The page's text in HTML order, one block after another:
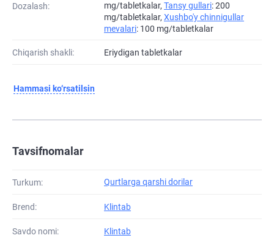
Dozalash:
mg/tabletkalar, Tansy gullari: 200
mg/tabletkalar, Xushbo'y chinnigullar
mevalari: 100 mg/tabletkalar
Chiqarish shakli: Eriydigan tabletkalar
Hammasi ko‘rsatilsin
Tavsifnomalar
Turkum: Qurtlarga qarshi dorilar
Brend: Klintab
Savdo nomi: Klintab